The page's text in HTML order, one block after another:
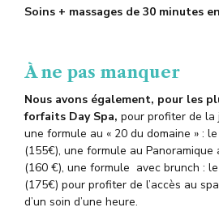
Soins + massages de 30 minutes
À ne pas manquer
Nous avons également, pour les
forfaits Day Spa, pour profiter de la
une formule au « 20 du domaine » :
(155€), une formule au
(160 €), une formule avec brunch :
(175€) pour profiter de l’accès au
d’un soin d’une heure.